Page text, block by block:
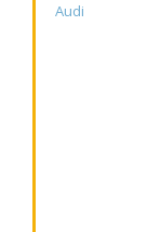
Audi